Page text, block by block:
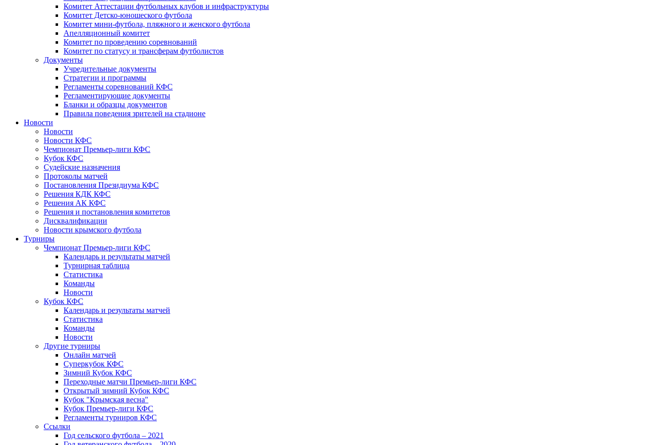
Комитет Аттестации футбольных клубов и инфраструктуры
Комитет Детско-юношеского футбола
Комитет мини-футбола, пляжного и женского футбола
Апелляционный комитет
Комитет по проведению соревнований
Комитет по статусу и трансферам футболистов
Документы
Учредительные документы
Стратегии и программы
Регламенты соревнований КФС
Регламентирующие документы
Бланки и образцы документов
Правила поведения зрителей на стадионе
Новости
Новости
Новости КФС
Чемпионат Премьер-лиги КФС
Кубок КФС
Судейские назначения
Протоколы матчей
Постановления Президиума КФС
Решения КДК КФС
Решения АК КФС
Решения и постановления комитетов
Дисквалификации
Новости крымского футбола
Турниры
Чемпионат Премьер-лиги КФС
Календарь и результаты матчей
Турнирная таблица
Статистика
Команды
Новости
Кубок КФС
Календарь и результаты матчей
Статистика
Команды
Новости
Другие турниры
Онлайн матчей
Суперкубок КФС
Зимний Кубок КФС
Переходные матчи Премьер-лиги КФС
Открытый зимний Кубок КФС
Кубок "Крымская весна"
Кубок Премьер-лиги КФС
Регламенты турниров КФС
Ссылки
Год сельского футбола – 2021